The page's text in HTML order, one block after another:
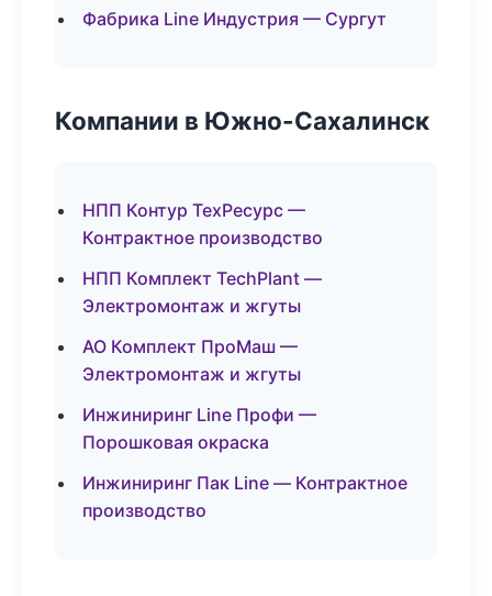
Фабрика Line Индустрия — Сургут
Компании в Южно-Сахалинск
НПП Контур ТехРесурс —
Контрактное производство
НПП Комплект TechPlant —
Электромонтаж и жгуты
АО Комплект ПроМаш —
Электромонтаж и жгуты
Инжиниринг Line Профи —
Порошковая окраска
Инжиниринг Пак Line — Контрактное
производство